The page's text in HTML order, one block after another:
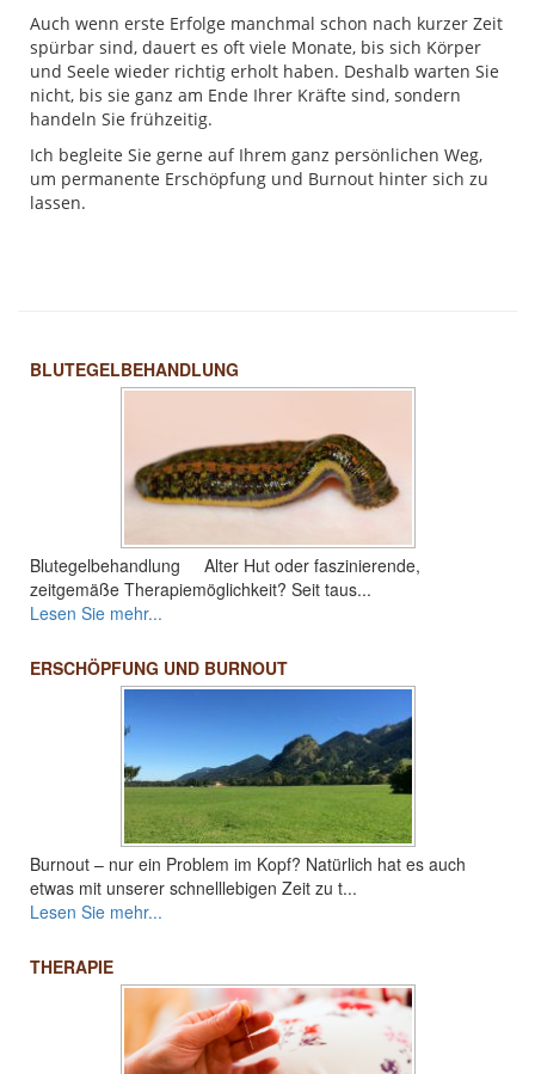
Auch wenn erste Erfolge manchmal schon nach kurzer Zeit
spürbar sind, dauert es oft viele Monate, bis sich Körper
und Seele wieder richtig erholt haben. Deshalb warten Sie
nicht, bis sie ganz am Ende Ihrer Kräfte sind, sondern
handeln Sie frühzeitig.
Ich begleite Sie gerne auf Ihrem ganz persönlichen Weg,
um permanente Erschöpfung und Burnout hinter sich zu
lassen.
BLUTEGELBEHANDLUNG
Blutegelbehandlung Alter Hut oder faszinierende,
zeitgemäße Therapiemöglichkeit? Seit taus...
Lesen Sie mehr...
ERSCHÖPFUNG UND BURNOUT
Burnout – nur ein Problem im Kopf? Natürlich hat es auch
etwas mit unserer schnelllebigen Zeit zu t...
Lesen Sie mehr...
THERAPIE